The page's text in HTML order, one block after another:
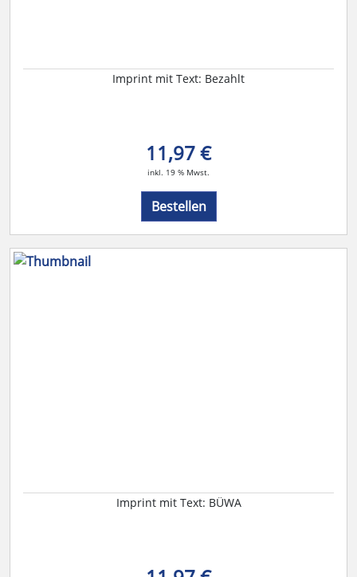
Imprint mit Text: Bezahlt
11,97 €
inkl. 19 % Mwst.
Bestellen
Imprint mit Text: BÜWA